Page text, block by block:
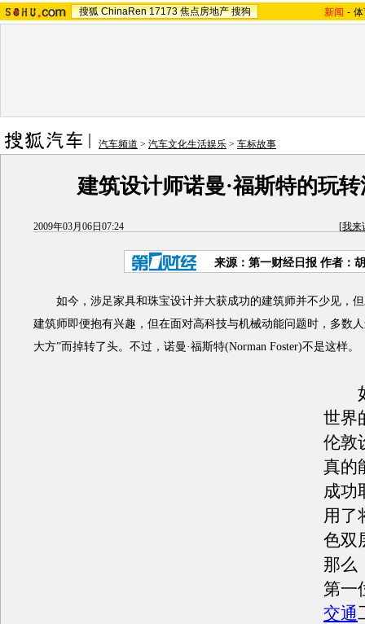
搜狐 ChinaRen 17173 焦点房地产 搜狗 新闻 -
汽车频道 > 汽车文化生活娱乐 > 车标故事
建筑设计师诺曼·福斯特的玩
2009年03月06日07:24 [我来
来源： 第一财经日报 作者：
如今，涉足家具和珠宝设计并大获成功的建筑师并不少见，但
建筑师即便抱有兴趣，但在面对高科技与机械动能问题时，多数
大方”而掉转了头。不过，诺曼·福斯特(Norman Foster)不是这样。
如
世界
伦敦
真的
成功
用了
色双
那么
第一
交通